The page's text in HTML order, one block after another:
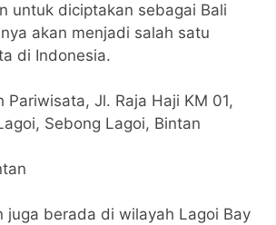
untuk diciptakan sebagai Bali
akan menjadi salah satu
di Indonesia.
Pariwisata, Jl. Raja Haji KM 01,
Sebong Lagoi, Bintan
juga berada di wilayah Lagoi Bay